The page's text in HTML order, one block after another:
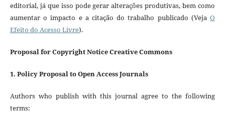
editorial, já que isso pode gerar alterações produtivas, bem como
aumentar o impacto e a citação do trabalho publicado (VejaO
Efeito do Acesso Livre).
Proposal for Copyright Notice Creative Commons
1. Policy Proposal to Open Access Journals
Authors who publish with this journal agree to the following
terms: